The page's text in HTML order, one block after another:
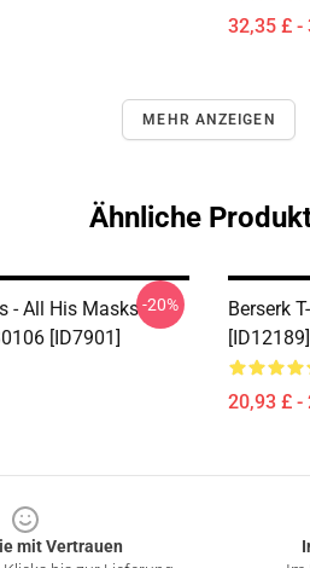
32,35 £ -
MEHR ANZEIGEN
Ähnliche
- All His Masks
[ID7901]
-20%
Berserk
[ID12189]
20,93 £ -
mit Vertrauen